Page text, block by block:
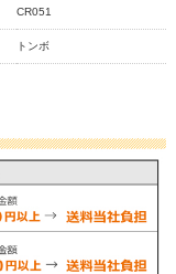
CR051
トンボ